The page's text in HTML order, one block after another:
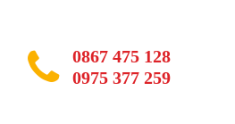
0867 475 128
0975 377 259